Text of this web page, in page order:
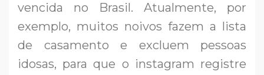
vencida no Brasil. Atualmente, por
exemplo, muitos noivos fazem a lista
de casamento e excluem pessoas
idosas, para que o instagram registre